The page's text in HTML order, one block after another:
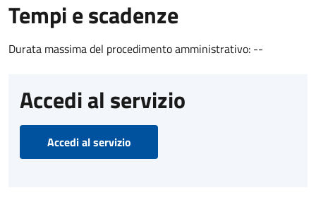
Tempi e scadenze
Durata massima del procedimento amministrativo: --
Accedi al servizio
Accedi al servizio